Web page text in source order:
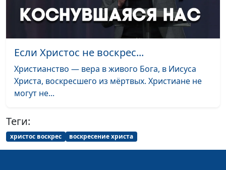
Варнавская
Божий суд и два
воскресения мёртвых
Юлия Уткина,
Александр Камнев,
пресвитер церкви
Варнавская
Божий суд над
и Елена
Варнавская
Если Христос не воскрес...
Христианство — вера в живого Бога, в Иисуса
Христа, воскресшего из мёртвых. Христиане не
могут не...
Теги:
христос воскрес воскресение христа